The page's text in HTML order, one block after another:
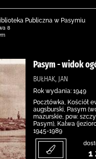
Publiczna w Pasymiu
8
Pasym - widok
BUŁHAK, JAN
Rok wydania: 1949
Pocztówka, Kościół
augsburski, Pasym
mazurskie, pow.
Pasym), Kalwa
1945-1989
1